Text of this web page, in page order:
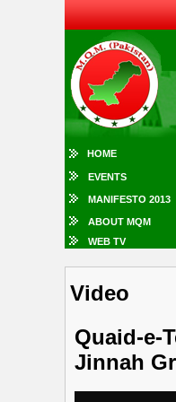
HOME
EVENTS
MANIFESTO 2013
ABOUT MQM
WEB TV
Video
Quaid-e-
Jinnah